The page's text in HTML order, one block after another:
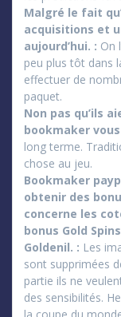
Malgré le fait
acquisitions et
aujourd’hui. : On
peu plus tôt dans
effectuer de
paquet.
Non pas qu’ils
bookmaker
long terme.
chose au jeu.
Bookmaker
obtenir des
concerne les
bonus Gold
Goldenil. : Les
sont supprimées
partie ils ne
des sensibilités.
la coupe du